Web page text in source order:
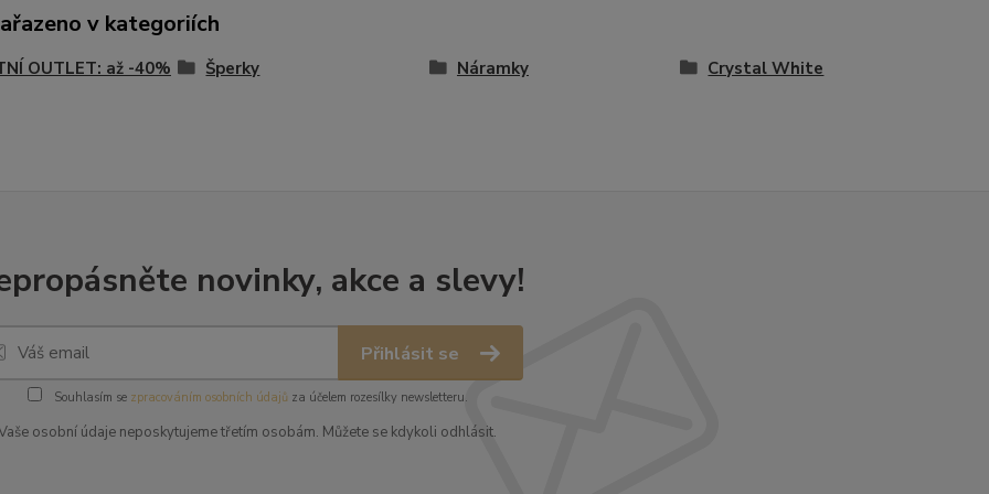
v kategoriích
OUTLET: až -40%
Šperky Náramky Crystal White
novinky, akce a slevy!
Přihlásit se
Souhlasím se zpracováním osobních údajů za účelem rozesílky newsletteru.
osobní údaje neposkytujeme třetím osobám. Můžete se kdykoli odhlásit.